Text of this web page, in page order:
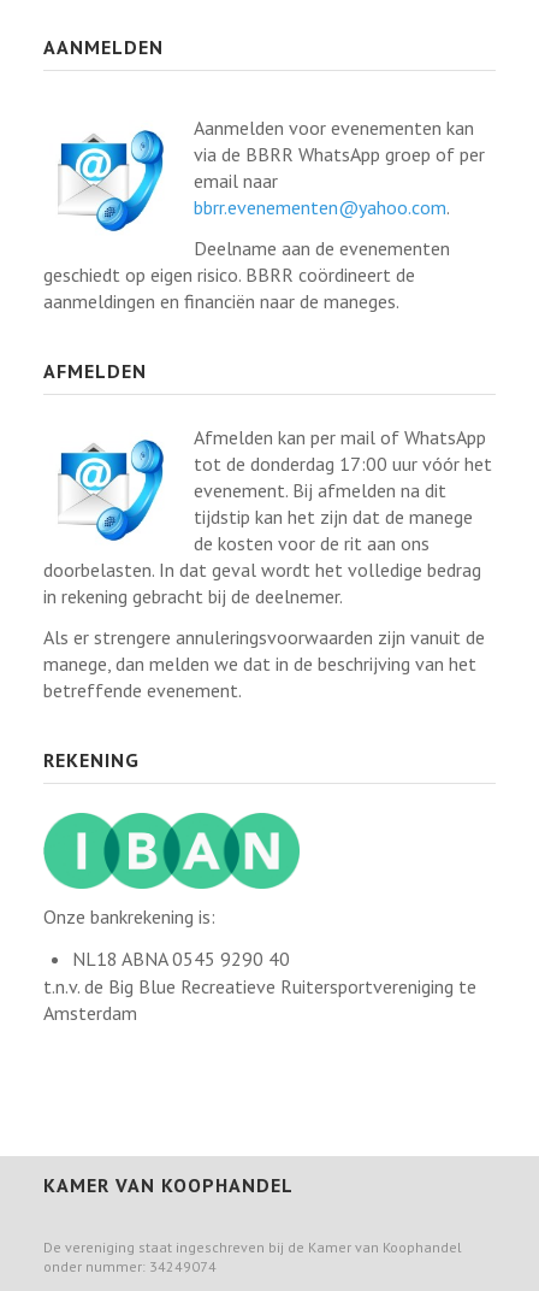
AANMELDEN
Aanmelden voor evenementen kan
via de BBRR WhatsApp groep of per
email naar
bbrr.evenementen@yahoo.com.
Deelname aan de evenementen
geschiedt op eigen risico. BBRR coördineert de
aanmeldingen en financiën naar de maneges.
AFMELDEN
Afmelden kan per mail of WhatsApp
tot de donderdag 17:00 uur vóór het
evenement. Bij afmelden na dit
tijdstip kan het zijn dat de manege
de kosten voor de rit aan ons
doorbelasten. In dat geval wordt het volledige bedrag
in rekening gebracht bij de deelnemer.
Als er strengere annuleringsvoorwaarden zijn vanuit de
manege, dan melden we dat in de beschrijving van het
betreffende evenement.
REKENING
Onze bankrekening is:
NL18 ABNA 0545 9290 40
t.n.v. de Big Blue Recreatieve Ruitersportvereniging te
Amsterdam
KAMER VAN KOOPHANDEL
De vereniging staat ingeschreven bij de Kamer van Koophandel
onder nummer: 34249074